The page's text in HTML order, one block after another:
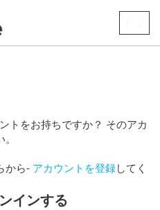
トをお持ちですか？ そのアカ
から- アカウントを登録してく
インする